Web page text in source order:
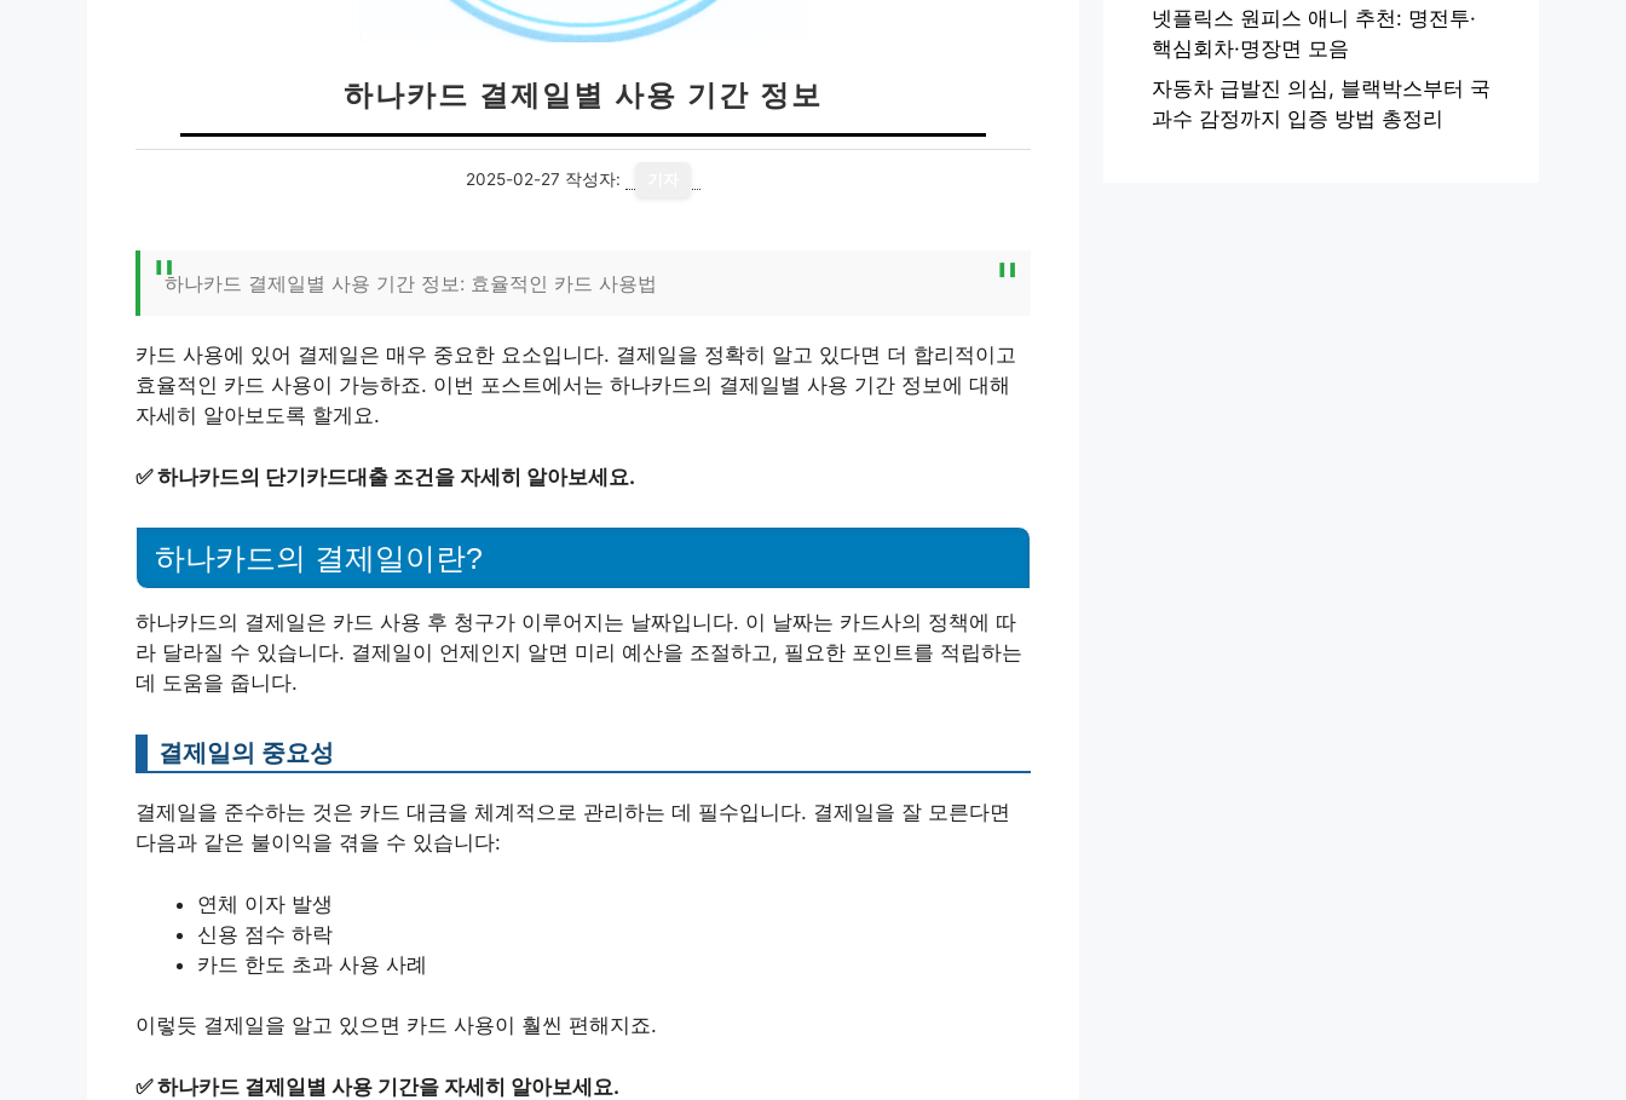
하나카드 결제일별 사용 기간 정보
2025-02-27 작성자:
하나카드 결제일별 사용 기간 정보: 효율적인 카드 사용법
카드 사용에 있어 결제일은 매우 중요한 요소입니다. 결제일을 정확히 알고 있다면 더 합리적이고
효율적인 카드 사용이 가능하죠. 이번 포스트에서는 하나카드의 결제일별 사용 기간 정보에 대해
자세히 알아보도록 할게요.
✅하나카드의 단기카드대출 조건을 자세히 알아보세요.
하나카드의 결제일이란?
하나카드의 결제일은 카드 사용 후 청구가 이루어지는 날짜입니다. 이 날짜는 카드사의 정책에 따
라 달라질 수 있습니다. 결제일이 언제인지 알면 미리 예산을 조절하고, 필요한 포인트를 적립하는
데 도움을 줍니다.
결제일의 중요성
결제일을 준수하는 것은 카드 대금을 체계적으로 관리하는 데 필수입니다. 결제일을 잘 모른다면
다음과 같은 불이익을 겪을 수 있습니다:
연체 이자 발생
신용 점수 하락
카드 한도 초과 사용 사례
이렇듯 결제일을 알고 있으면 카드 사용이 훨씬 편해지죠.
✅하나카드 결제일별 사용 기간을 자세히 알아보세요.
넷플릭스 원피스 애니 추천: 명전투·
핵심회차·명장면 모음
자동차 급발진 의심, 블랙박스부터 국
과수 감정까지 입증 방법 총정리